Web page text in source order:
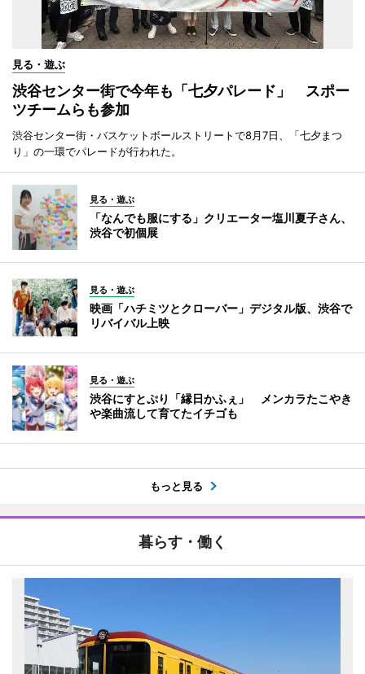
見る・遊ぶ
渋谷センター街で今年も「七夕パレード」 スポー
ツチームらも参加
渋谷センター街・バスケットボールストリートで8月7日、「七夕まつ
り」の一環でパレードが行われた。
見る・遊ぶ
「なんでも服にする」クリエーター塩川夏子さん、
渋谷で初個展
見る・遊ぶ
映画「ハチミツとクローバー」デジタル版、渋谷で
リバイバル上映
見る・遊ぶ
渋谷にすとぷり「縁日かふぇ」 メンカラたこやき
や楽曲流して育てたイチゴも
もっと見る
暮らす・働く